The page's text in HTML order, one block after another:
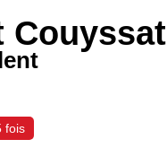
Couyssat
fois